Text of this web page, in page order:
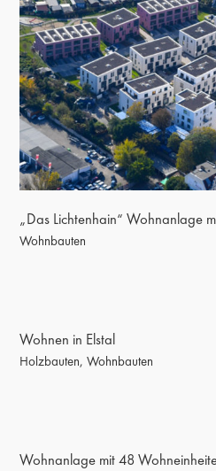
„Das Lichtenhain“
„Das Lichtenhain“ Wohnanlage
Wohnbauten
Wohnen in Elstal
Holzbauten,Wohnbauten
Wohnanlage mit 48